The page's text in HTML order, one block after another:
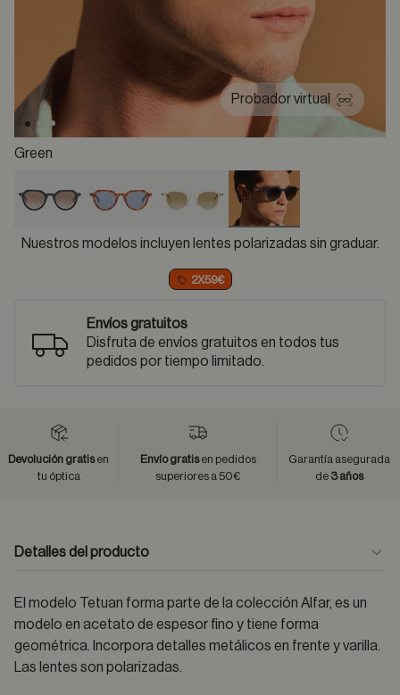
Probador virtual
Green
selected
Nuestros modelos incluyen lentes polarizadas sin graduar.
2X59€
Envíos gratuitos
Disfruta de envíos gratuitos en todos tus
pedidos por tiempo limitado.
Devolución gratisen
tu óptica
Envío gratisen pedidos
superiores a 50€
Garantía asegurada
de 3 años
Detalles del producto
El modelo Tetuan forma parte de la colección Alfar, es un
modelo en acetato de espesor fino y tiene forma
geométrica. Incorpora detalles metálicos en frente y varilla.
Las lentes son polarizadas.